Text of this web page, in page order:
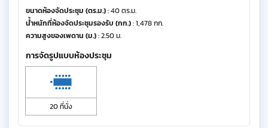
ขนาดห้องจัดประชุม (ตร.ม.): 40 ตร.ม.
น้ำหนักที่ห้องจัดประชุมรองรับ (กก.): 1,478 กก.
ความสูงของเพดาน (ม.): 2.50 ม.
การจัดรูปแบบห้องประชุม
20 ที่นั่ง